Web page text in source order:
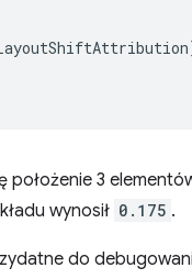
położenie 3
wynosił 0.175 .
do